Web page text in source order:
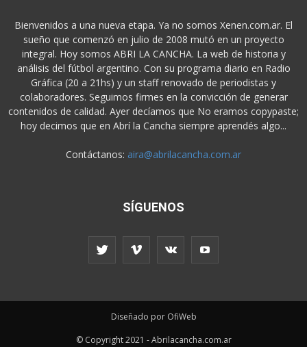
Bienvenidos a una nueva etapa. Ya no somos Xenen.com.ar. El
sueño que comenzó en julio de 2008 mutó en un proyecto
integral. Hoy somos ABRI LA CANCHA. La web de historia y
análisis del fútbol argentino. Con su programa diario en Radio
Gráfica (20 a 21hs) y un staff renovado de periodistas y
colaboradores. Seguimos firmes en la convicción de generar
contenidos de calidad. Ayer decíamos que No eramos copypaste;
hoy decimos que en Abrí la Cancha siempre aprendés algo...
Contáctanos: aira@abrilacancha.com.ar
SÍGUENOS
Diseñado por OfiWeb
© Copyright 2021 - Abrilacancha.com.ar